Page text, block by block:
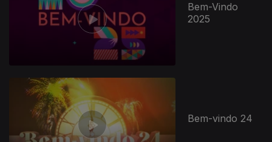
Bem-Vindo
2025
Bem-vindo 24